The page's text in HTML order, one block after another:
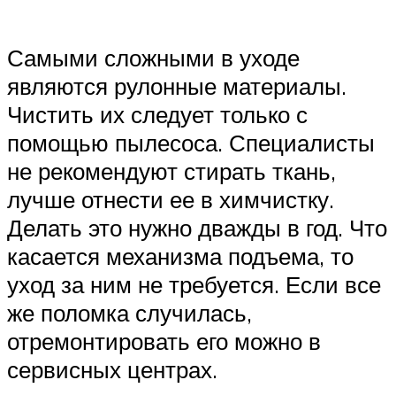
Самыми сложными в уходе
являются рулонные материалы.
Чистить их следует только с
помощью пылесоса. Специалисты
не рекомендуют стирать ткань,
лучше отнести ее в химчистку.
Делать это нужно дважды в год. Что
касается механизма подъема, то
уход за ним не требуется. Если все
же поломка случилась,
отремонтировать его можно в
сервисных центрах.